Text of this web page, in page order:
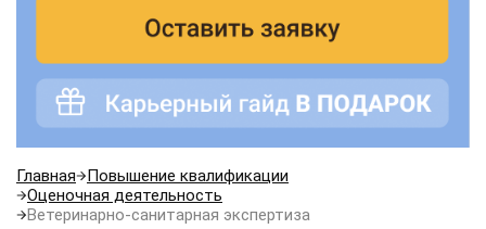
Главная
Повышение квалификации
Оценочная деятельность
Ветеринарно-санитарная экспертиза